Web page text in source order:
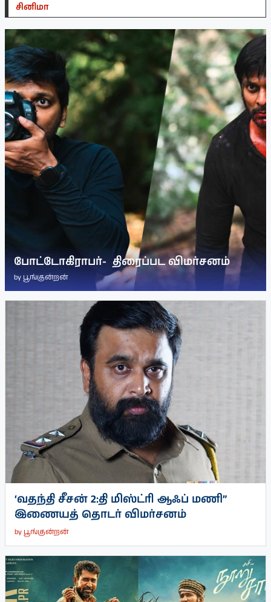
சினிமா
போட்டோகிராபர்- ‌ திரைப்பட விமர்சனம்
by பூங்குன்றன்
‘வதந்தி சீசன் 2:தி மிஸ்ட்ரி ஆஃப் மணி”
இணையத் தொடர் விமர்சனம்
by பூங்குன்றன்